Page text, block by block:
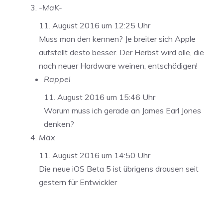
-MaK-
11. August 2016 um 12:25 Uhr
Muss man den kennen? Je breiter sich Apple
aufstellt desto besser. Der Herbst wird alle, die
nach neuer Hardware weinen, entschädigen!
Rappel
11. August 2016 um 15:46 Uhr
Warum muss ich gerade an James Earl Jones
denken?
Mäx
11. August 2016 um 14:50 Uhr
Die neue iOS Beta 5 ist übrigens drausen seit
gestern für Entwickler